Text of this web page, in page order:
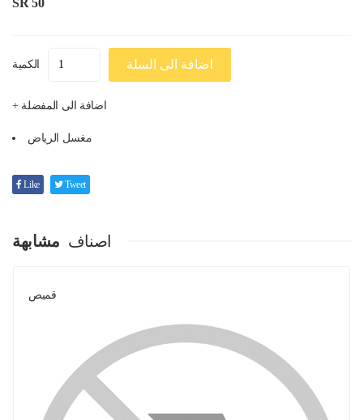
SR 50
الكمية اضافة الى السلة
+ اضافة الى المفضلة
مغسل الرياض
Like Tweet
اصناف مشابهة
قميص